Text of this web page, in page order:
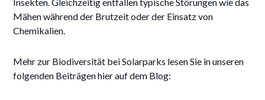
Mähen während der Brutzeit oder der Einsatz von
Chemikalien.
Mehr zur Biodiversität bei Solarparks lesen Sie in unseren
folgenden Beiträgen hier auf dem Blog: